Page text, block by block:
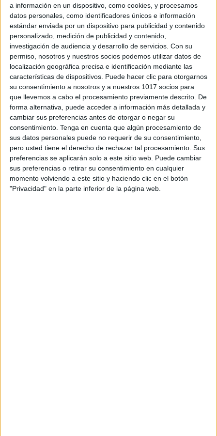
a información en un dispositivo, como cookies, y procesamos
datos personales, como identificadores únicos e información
estándar enviada por un dispositivo para publicidad y contenido
personalizado, medición de publicidad y contenido,
investigación de audiencia y desarrollo de servicios. Con su
permiso, nosotros y nuestros socios podemos utilizar datos de
localización geográfica precisa e identificación mediante las
características de dispositivos. Puede hacer clic para otorgarnos
su consentimiento a nosotros y a nuestros 1017 socios para
que llevemos a cabo el procesamiento previamente descrito. De
forma alternativa, puede acceder a información más detallada y
cambiar sus preferencias antes de otorgar o negar su
consentimiento. Tenga en cuenta que algún procesamiento de
sus datos personales puede no requerir de su consentimiento,
pero usted tiene el derecho de rechazar tal procesamiento. Sus
preferencias se aplicarán solo a este sitio web. Puede cambiar
sus preferencias o retirar su consentimiento en cualquier
momento volviendo a este sitio y haciendo clic en el botón
"Privacidad" en la parte inferior de la página web.